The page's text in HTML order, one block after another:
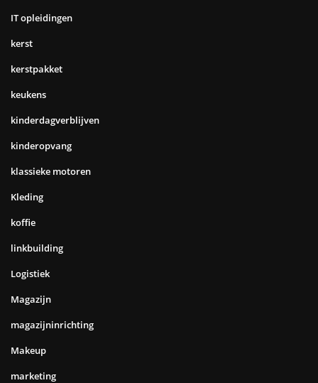
IT opleidingen
kerst
kerstpakket
keukens
kinderdagverblijven
kinderopvang
klassieke motoren
Kleding
koffie
linkbuilding
Logistiek
Magazijn
magazijninrichting
Makeup
marketing